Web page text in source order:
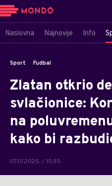
Naslovna Najnovije Info
Sport Fudbal
Zlatan otkrio
svlačionice:
na
kako bi
07.01.2025. / 15:35